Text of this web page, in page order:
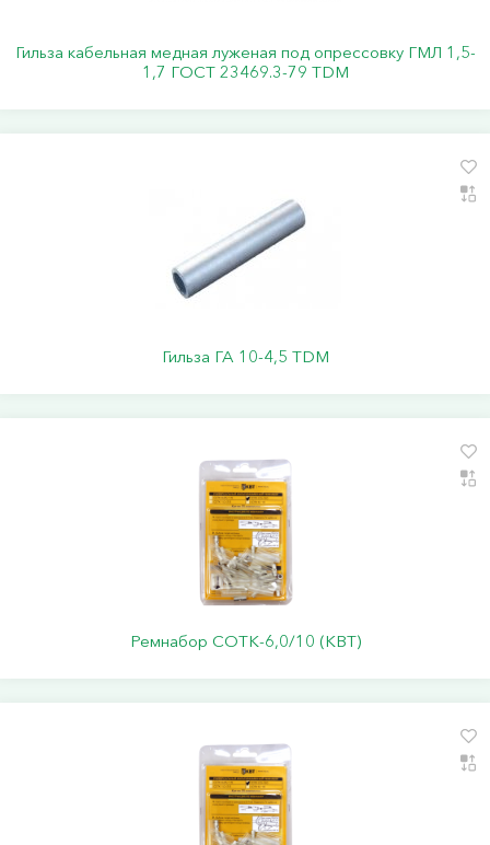
Гильза кабельная медная луженая под опрессовку ГМЛ 1,5-
1,7 ГОСТ 23469.3-79 TDM
Гильза ГА 10-4,5 TDM
Ремнабор СОТК-6,0/10 (КВТ)